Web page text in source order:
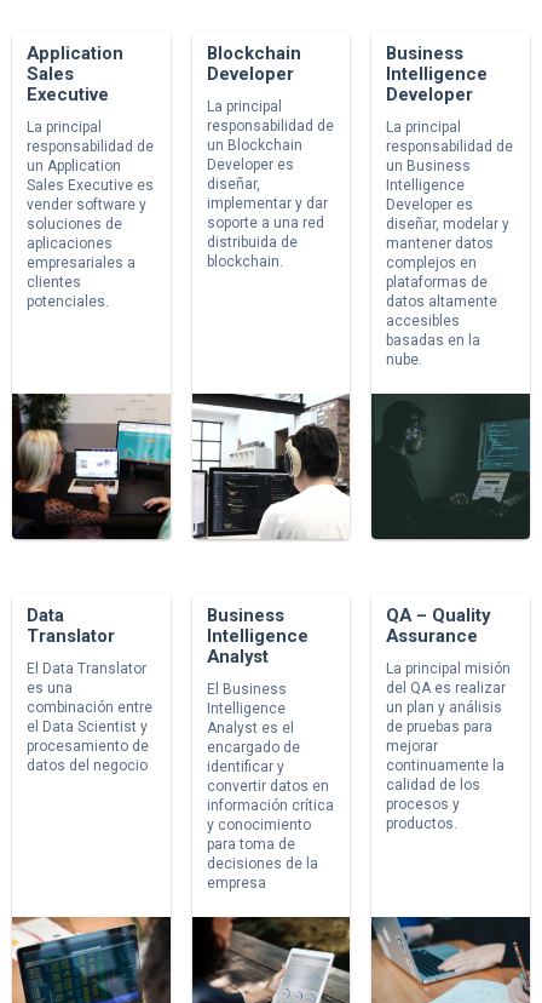
Application
Sales
Executive
La principal
responsabilidad de
un Application
Sales Executive es
vender software y
soluciones de
aplicaciones
empresariales a
clientes
potenciales.
Blockchain
Developer
La principal
responsabilidad de
un Blockchain
Developer es
diseñar,
implementar y dar
soporte a una red
distribuida de
blockchain.
Business
Intelligence
Developer
La principal
responsabilidad de
un Business
Intelligence
Developer es
diseñar, modelar y
mantener datos
complejos en
plataformas de
datos altamente
accesibles
basadas en la
nube.
Data
Translator
El Data Translator
es una
combinación entre
el Data Scientist y
procesamiento de
datos del negocio
Business
Intelligence
Analyst
El Business
Intelligence
Analyst es el
encargado de
identificar y
convertir datos en
información crítica
y conocimiento
para toma de
decisiones de la
empresa
QA – Quality
Assurance
La principal misión
del QA es realizar
un plan y análisis
de pruebas para
mejorar
continuamente la
calidad de los
procesos y
productos.